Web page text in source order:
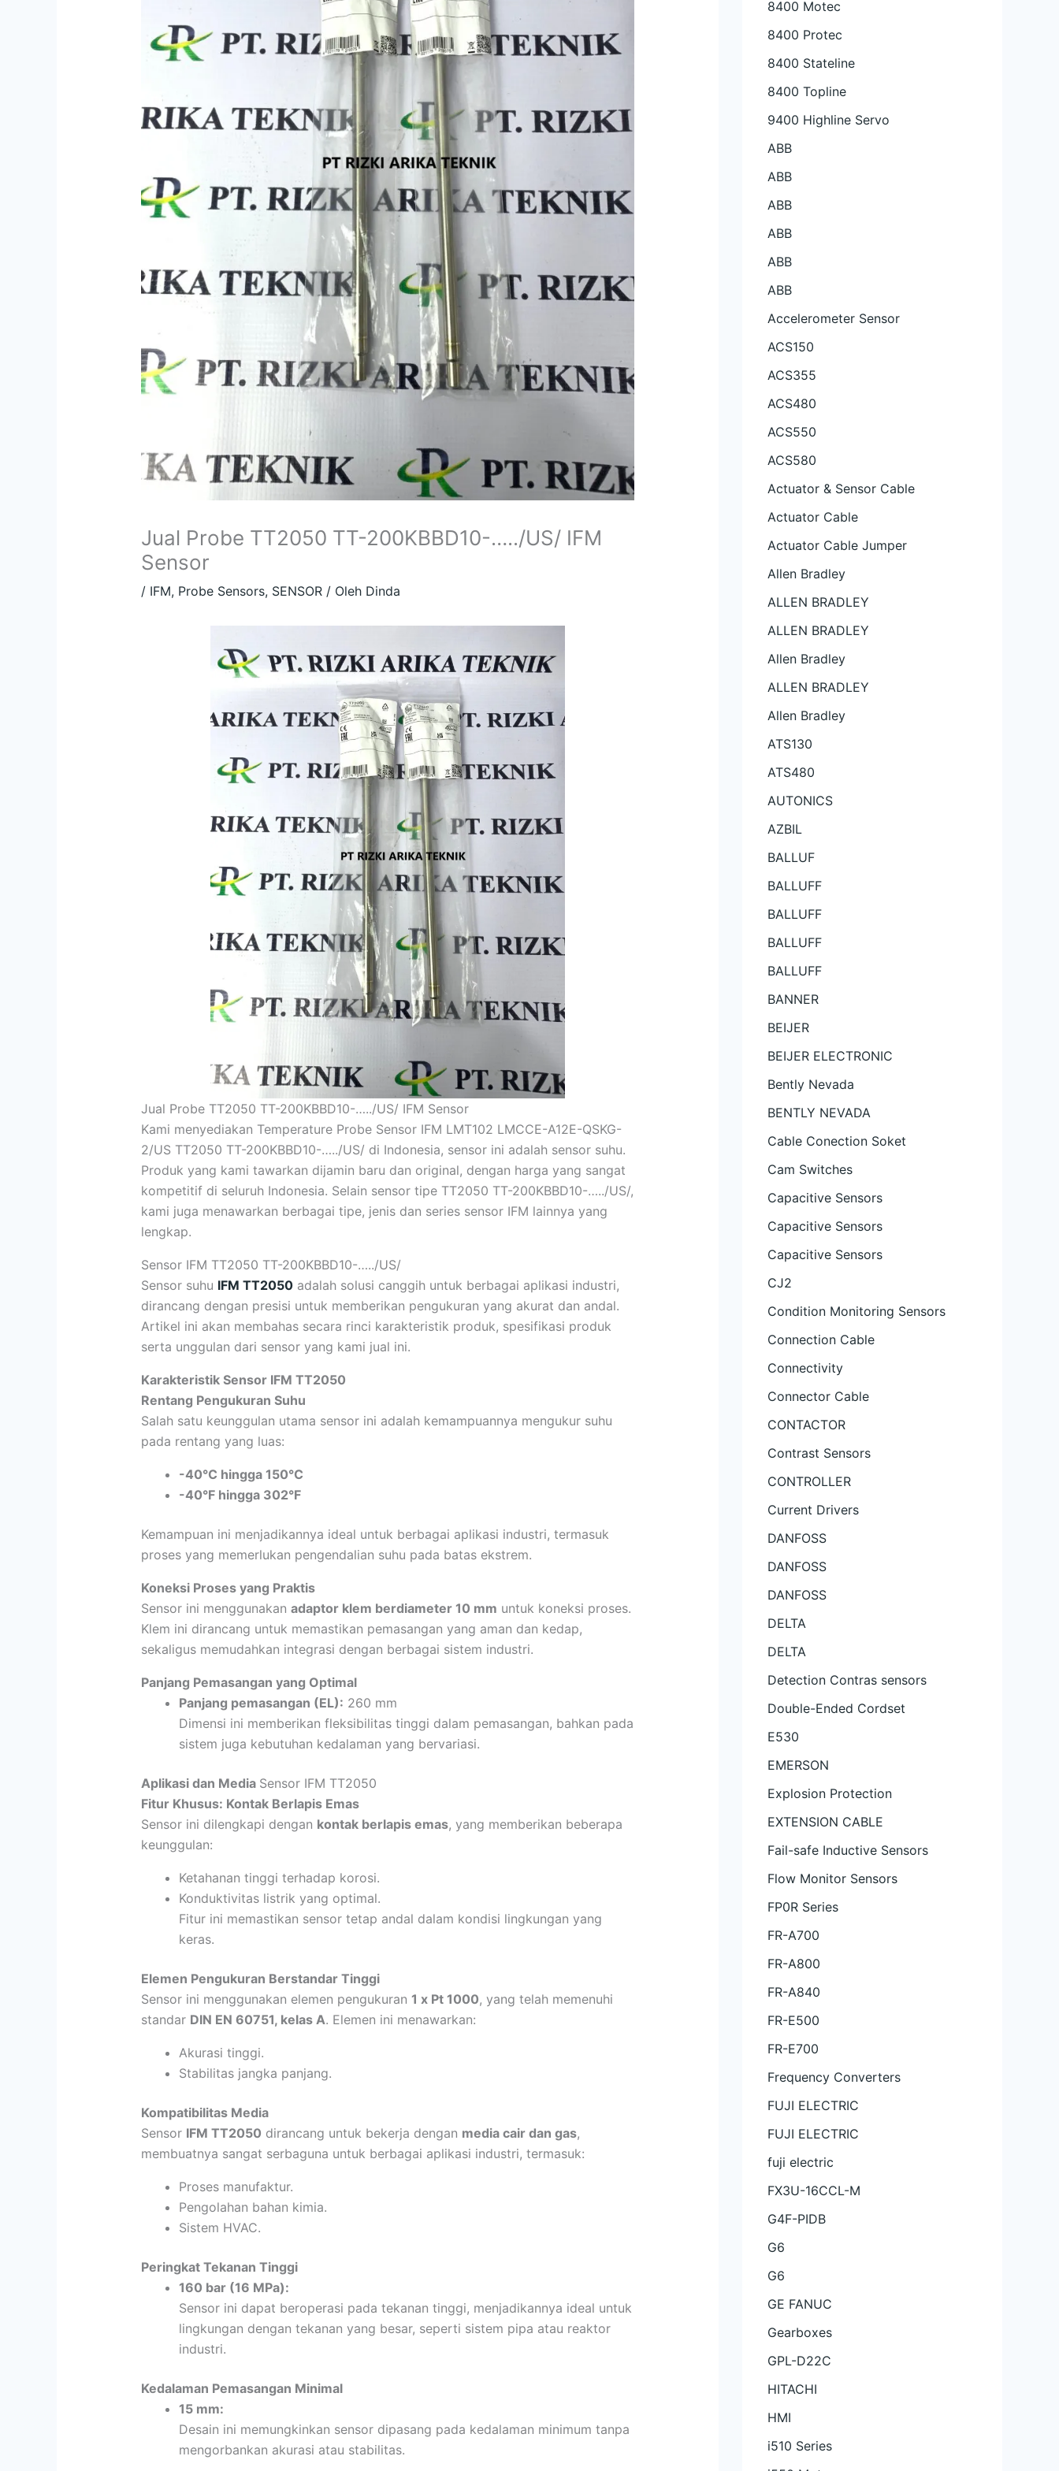
Jual Probe TT2050 TT-200KBBD10-…../US/ IFM
Sensor
/ IFM, Probe Sensors, SENSOR/ Oleh Dinda
Jual Probe TT2050 TT-200KBBD10-…../US/ IFM Sensor
Kami menyediakan Temperature Probe Sensor IFM LMT102 LMCCE-A12E-QSKG-
2/US TT2050 TT-200KBBD10-…../US/ di Indonesia, sensor ini adalah sensor suhu.
Produk yang kami tawarkan dijamin baru dan original, dengan harga yang sangat
kompetitif di seluruh Indonesia. Selain sensor tipe TT2050 TT-200KBBD10-…../US/,
kami juga menawarkan berbagai tipe, jenis dan series sensor IFM lainnya yang
lengkap.
Sensor IFM TT2050 TT-200KBBD10-…../US/
Sensor suhu IFM TT2050 adalah solusi canggih untuk berbagai aplikasi industri,
dirancang dengan presisi untuk memberikan pengukuran yang akurat dan andal.
Artikel ini akan membahas secara rinci karakteristik produk, spesifikasi produk
serta unggulan dari sensor yang kami jual ini.
Karakteristik Sensor IFM TT2050
Rentang Pengukuran Suhu
Salah satu keunggulan utama sensor ini adalah kemampuannya mengukur suhu
pada rentang yang luas:
-40°C hingga 150°C
-40°F hingga 302°F
Kemampuan ini menjadikannya ideal untuk berbagai aplikasi industri, termasuk
proses yang memerlukan pengendalian suhu pada batas ekstrem.
Koneksi Proses yang Praktis
Sensor ini menggunakan adaptor klem berdiameter 10 mm untuk koneksi proses.
Klem ini dirancang untuk memastikan pemasangan yang aman dan kedap,
sekaligus memudahkan integrasi dengan berbagai sistem industri.
Panjang Pemasangan yang Optimal
Panjang pemasangan (EL): 260 mm
Dimensi ini memberikan fleksibilitas tinggi dalam pemasangan, bahkan pada
sistem juga kebutuhan kedalaman yang bervariasi.
Aplikasi dan Media Sensor IFM TT2050
Fitur Khusus: Kontak Berlapis Emas
Sensor ini dilengkapi dengan kontak berlapis emas, yang memberikan beberapa
keunggulan:
Ketahanan tinggi terhadap korosi.
Konduktivitas listrik yang optimal.
Fitur ini memastikan sensor tetap andal dalam kondisi lingkungan yang
keras.
Elemen Pengukuran Berstandar Tinggi
Sensor ini menggunakan elemen pengukuran 1 x Pt 1000, yang telah memenuhi
standar DIN EN 60751, kelas A. Elemen ini menawarkan:
Akurasi tinggi.
Stabilitas jangka panjang.
Kompatibilitas Media
Sensor IFM TT2050 dirancang untuk bekerja dengan media cair dan gas,
membuatnya sangat serbaguna untuk berbagai aplikasi industri, termasuk:
Proses manufaktur.
Pengolahan bahan kimia.
Sistem HVAC.
Peringkat Tekanan Tinggi
160 bar (16 MPa):
Sensor ini dapat beroperasi pada tekanan tinggi, menjadikannya ideal untuk
lingkungan dengan tekanan yang besar, seperti sistem pipa atau reaktor
industri.
Kedalaman Pemasangan Minimal
15 mm:
Desain ini memungkinkan sensor dipasang pada kedalaman minimum tanpa
mengorbankan akurasi atau stabilitas.
8400 Motec
8400 Protec
8400 Stateline
8400 Topline
9400 Highline Servo
ABB
ABB
ABB
ABB
ABB
ABB
Accelerometer Sensor
ACS150
ACS355
ACS480
ACS550
ACS580
Actuator & Sensor Cable
Actuator Cable
Actuator Cable Jumper
Allen Bradley
ALLEN BRADLEY
ALLEN BRADLEY
Allen Bradley
ALLEN BRADLEY
Allen Bradley
ATS130
ATS480
AUTONICS
AZBIL
BALLUF
BALLUFF
BALLUFF
BALLUFF
BALLUFF
BANNER
BEIJER
BEIJER ELECTRONIC
Bently Nevada
BENTLY NEVADA
Cable Conection Soket
Cam Switches
Capacitive Sensors
Capacitive Sensors
Capacitive Sensors
CJ2
Condition Monitoring Sensors
Connection Cable
Connectivity
Connector Cable
CONTACTOR
Contrast Sensors
CONTROLLER
Current Drivers
DANFOSS
DANFOSS
DANFOSS
DELTA
DELTA
Detection Contras sensors
Double-Ended Cordset
E530
EMERSON
Explosion Protection
EXTENSION CABLE
Fail-safe Inductive Sensors
Flow Monitor Sensors
FP0R Series
FR-A700
FR-A800
FR-A840
FR-E500
FR-E700
Frequency Converters
FUJI ELECTRIC
FUJI ELECTRIC
fuji electric
FX3U-16CCL-M
G4F-PIDB
G6
G6
GE FANUC
Gearboxes
GPL-D22C
HITACHI
HMI
i510 Series